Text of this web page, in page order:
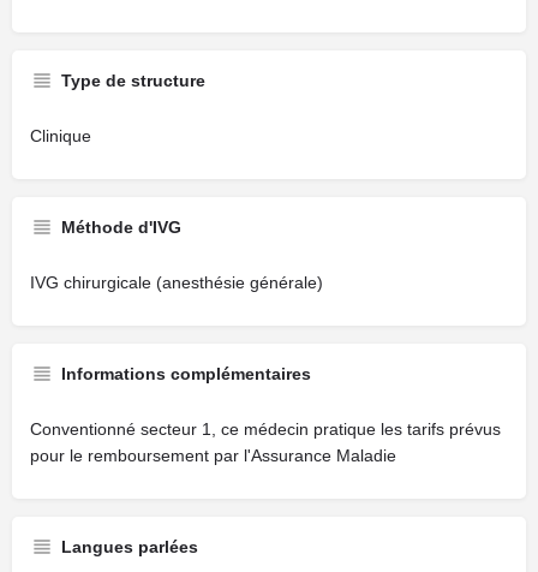
Type de structure
Clinique
Méthode d'IVG
IVG chirurgicale (anesthésie générale)
Informations complémentaires
Conventionné secteur 1, ce médecin pratique les tarifs prévus
pour le remboursement par l'Assurance Maladie
Langues parlées